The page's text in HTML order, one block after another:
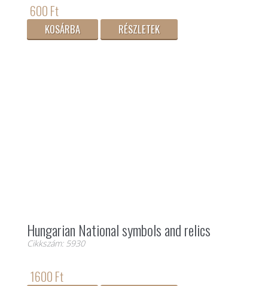
600 Ft
KOSÁRBA RÉSZLETEK
Hungarian National symbols and relics
Cikkszám: 5930
1600 Ft